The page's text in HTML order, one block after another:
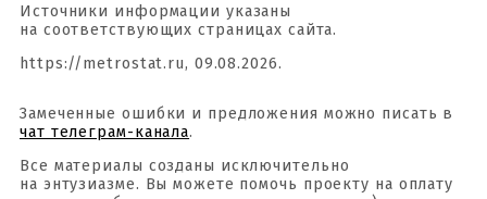
Источники информации указаны
на соответствующих страницах сайта.
https://metrostat.ru, 09.08.2026.
Замеченные ошибки и предложения можно писать в
чат телеграм-канала.
Все материалы созданы исключительно
на энтузиазме. Вы можете помочь проекту на оплату